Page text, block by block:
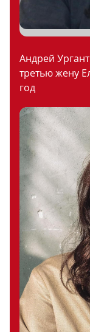
Андрей
третью жену
год